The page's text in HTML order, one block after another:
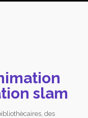
slam
des